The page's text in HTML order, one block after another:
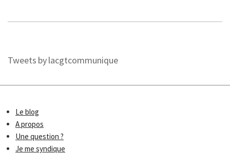
Tweets by lacgtcommunique
Le blog
A propos
Une question ?
Je me syndique